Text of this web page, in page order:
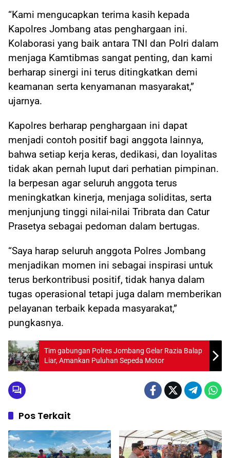
“Kami mengucapkan terima kasih kepada
Kapolres Jombang atas penghargaan ini.
Kolaborasi yang baik antara TNI dan Polri dalam
menjaga Kamtibmas sangat penting, dan kami
berharap sinergi ini terus ditingkatkan demi
keamanan serta kenyamanan masyarakat,”
ujarnya.
Kapolres berharap penghargaan ini dapat
menjadi contoh positif bagi anggota lainnya,
bahwa setiap kerja keras, dedikasi, dan loyalitas
tidak akan pernah luput dari perhatian pimpinan.
Ia berpesan agar seluruh anggota terus
meningkatkan kinerja, menjaga soliditas, serta
menjunjung tinggi nilai-nilai Tribrata dan Catur
Prasetya sebagai pedoman dalam bertugas.
“Saya harap seluruh anggota Polres Jombang
menjadikan momen ini sebagai inspirasi untuk
terus berkontribusi positif, tidak hanya dalam
tugas operasional tetapi juga dalam memberikan
pelayanan terbaik kepada masyarakat,”
pungkasnya.
Tim gabungan Polres Jombang Gelar Razia Balap
Liar, Amankan Puluhan Sepeda Motor
Pos Terkait